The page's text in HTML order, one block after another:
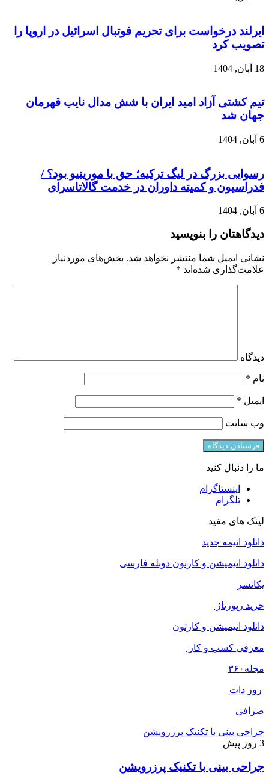
ایرلند درخواست برای تحریم فوتبال اسرائیل در اروپا را
تصویب کرد
18 آبان, 1404
تیم کشتی آزاد امید ایران با شش مدال نایب قهرمان
جهان شد
6 آبان, 1404
رسوایی بزرگ در لیگ ترکیه؛ حق با مورینیو بود؟ /
فدراسیون و کمیته داوران در خدمت گالاتاسرای
6 آبان, 1404
دیدگاهتان را بنویسید
نشانی ایمیل شما منتشر نخواهد شد. بخش‌های موردنیاز
علامت‌گذاری شده‌اند *
دیدگاه
نام *
ایمیل *
وب‌ سایت
ما را دنبال کنید
اینستاگرام
تلگرام
لینک های مفید
دانلود انیمه جدید
دانلود انیمیشن و کارتون دوبله فارسی
یکانسر
خرید رپورتاژ
دانلود انیمیشن و کارتون
معرفی کسب و کار
مجله ۳۶۰
روز دات
صرافی
جراحی بینی با تکنیک پرزرویشن
3 روز پیش
جراحی بینی با تکنیک پرزرویشن